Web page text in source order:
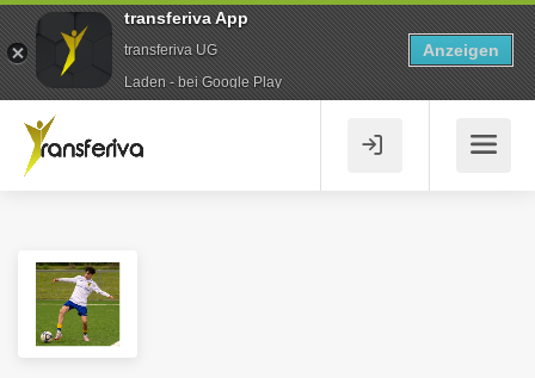
transferiva App
transferiva UG
Laden - bei Google Play
Anzeigen